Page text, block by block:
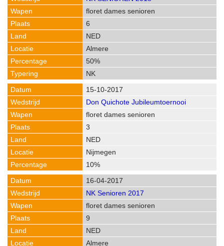
floret dames senioren
6
NED
Almere
50%
NK
15-10-2017
Don Quichote Jubileumtoernooi
floret dames senioren
3
NED
Nijmegen
10%
16-04-2017
NK Senioren 2017
floret dames senioren
9
NED
Almere